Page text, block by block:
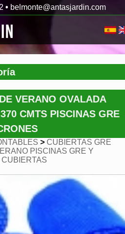
• belmonte@antasjardin.com
VERANO OVALADA
CMTS PISCINAS GRE
> CUBIERTAS GRE
PISCINAS GRE Y